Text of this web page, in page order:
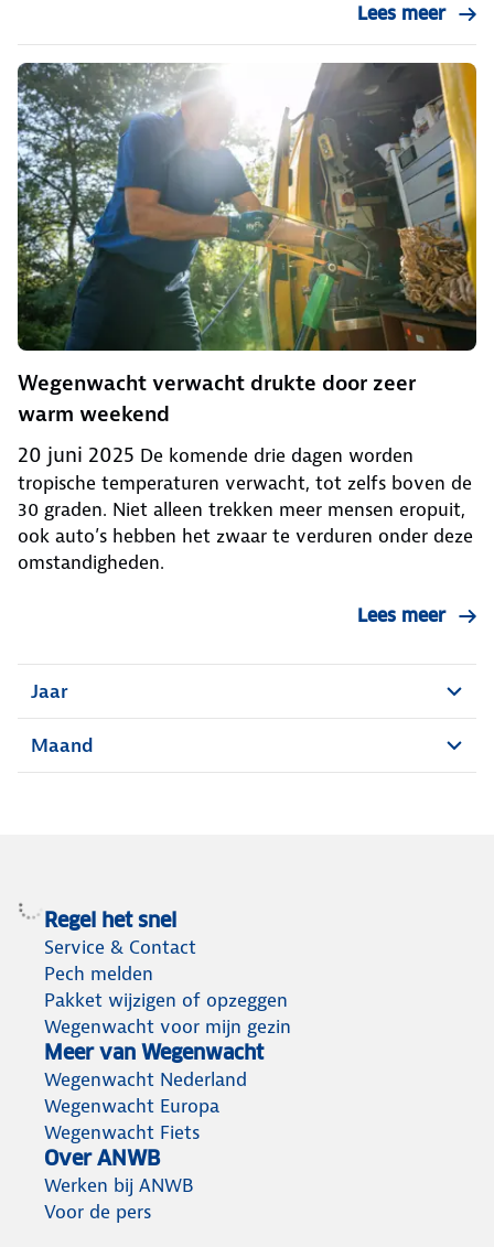
Jaar
Maand
Lees meer
Wegenwacht verwacht drukte door zeer
warm weekend
20 juni 2025 De komende drie dagen worden
tropische temperaturen verwacht, tot zelfs boven de
30 graden. Niet alleen trekken meer mensen eropuit,
ook auto’s hebben het zwaar te verduren onder deze
omstandigheden.
Lees meer
Regel het snel
Service & Contact
Pech melden
Pakket wijzigen of opzeggen
Wegenwacht voor mijn gezin
Meer van Wegenwacht
Wegenwacht Nederland
Wegenwacht Europa
Wegenwacht Fiets
Over ANWB
Werken bij ANWB
Voor de pers